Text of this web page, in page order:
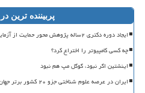
پربیننده ترین
ایجاد دوره دکتری ۲ساله پژوهش محور حمایت از آزمایشگاه تحقیقاتی اساتید
چه کسی کامپیوتر را اختراع کرد؟
اینشتین اگر نبود، گوگل مپ هم نبود
ایران در عرصه علوم شناختی جزو ۲۰ کشور برتر جهان است